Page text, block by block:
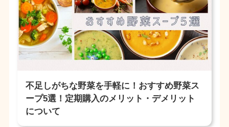
不足しがちな野菜を手軽に！おすすめ野菜ス
ープ5選！定期購入のメリット・デメリット
について